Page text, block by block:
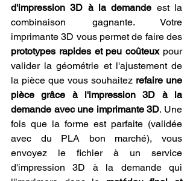
d'impression 3D à la demande est la
combinaison gagnante. Votre
prototypes rapides et peu coûteux pour
valider la géométrie et l'ajustement de
la pièce que vous souhaitez refaire une
pièce grâce à l'impression 3D à la
demande avec une imprimante 3D. Une
fois que la forme est parfaite (validée
avec du PLA bon marché), vous
envoyez le fichier à un service
d'impression 3D à la demande qui